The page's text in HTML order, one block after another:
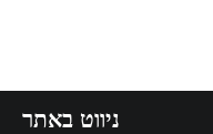
ניווט באתר